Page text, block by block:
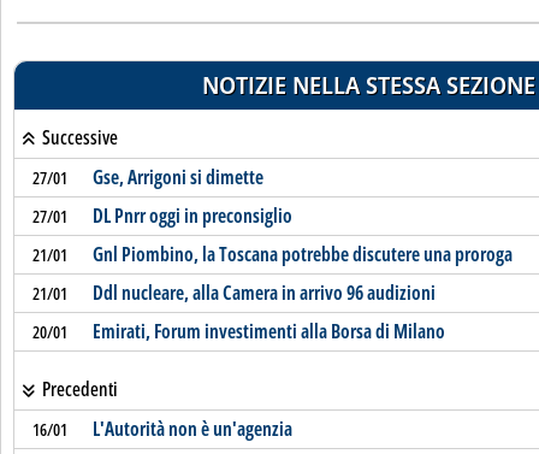
NOTIZIE NELLA STESSA SEZIONE
Successive
27/01 Gse, Arrigoni si dimette
27/01 DL Pnrr oggi in preconsiglio
21/01 Gnl Piombino, la Toscana potrebbe discutere una proroga
21/01 Ddl nucleare, alla Camera in arrivo 96 audizioni
20/01 Emirati, Forum investimenti alla Borsa di Milano
Precedenti
16/01 L'Autorità non è un'agenzia